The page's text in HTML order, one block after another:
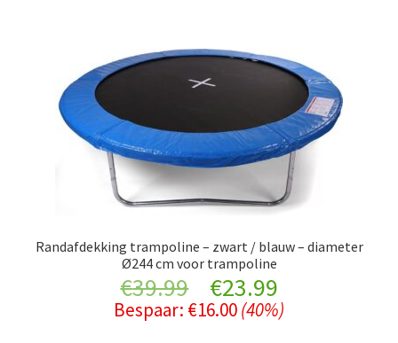
Randafdekking trampoline – zwart / blauw – diameter
Ø244 cm voor trampoline
€39.99
Original
price
€23.99Current
price
Bespaar: €16.00(40%)